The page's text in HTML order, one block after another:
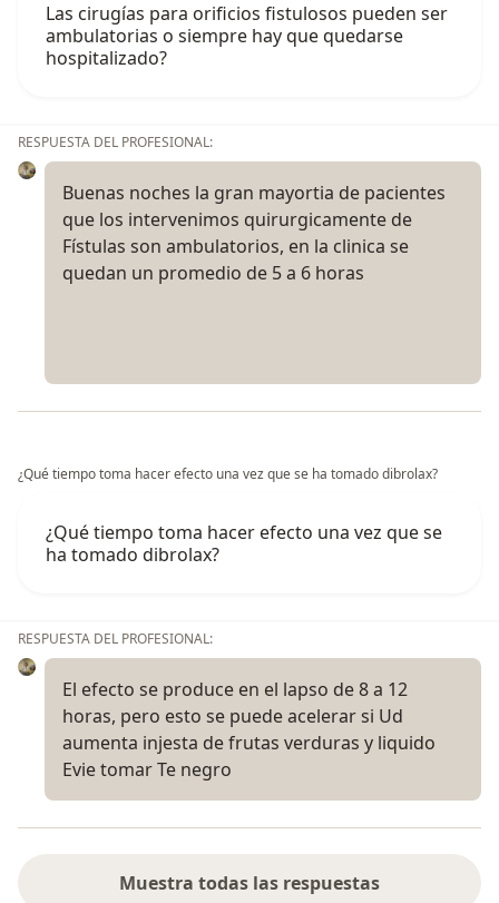
Las cirugías para orificios fistulosos pueden ser
ambulatorias o siempre hay que quedarse
hospitalizado?
RESPUESTA DEL PROFESIONAL:
Buenas noches la gran mayortia de pacientes
que los intervenimos quirurgicamente de
Fístulas son ambulatorios, en la clinica se
quedan un promedio de 5 a 6 horas
¿Qué tiempo toma hacer efecto una vez que se ha tomado dibrolax?
¿Qué tiempo toma hacer efecto una vez que se
ha tomado dibrolax?
RESPUESTA DEL PROFESIONAL:
El efecto se produce en el lapso de 8 a 12
horas, pero esto se puede acelerar si Ud
aumenta injesta de frutas verduras y liquido
Evie tomar Te negro
Muestra todas las respuestas